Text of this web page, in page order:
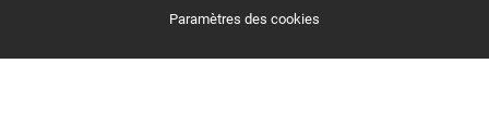
Paramètres des cookies